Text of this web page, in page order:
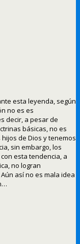
esta leyenda, según
no es es
decir, a pesar de
básicas, no es
de Dios y tenemos
sin embargo, los
esta tendencia, a
no logran
así no es mala idea